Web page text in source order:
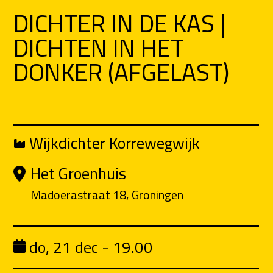
DICHTER IN DE KAS |
DICHTEN IN HET
DONKER (AFGELAST)
Wijkdichter Korrewegwijk
Het Groenhuis
Madoerastraat 18, Groningen
do, 21 dec - 19.00